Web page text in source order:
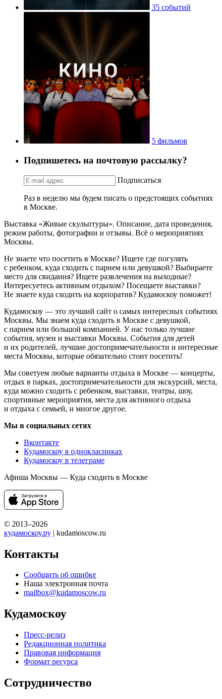
35 событий
5 фильмов
Подпишетесь на почтовую рассылку?
Подписаться
Раз в неделю мы будем писать о предстоящих событиях
в Москве.
Выставка «Живые скульптуры». Описание, дата проведения,
режим работы, фотографии и отзывы. Всё о мероприятиях
Москвы.
Не знаете что посетить в Москве? Ищете где погулять
с ребенком, куда сходить с парнем или девушкой? Выбираете
место для свидания? Ищете развлечения на выходные?
Интересуетесь активным отдыхом? Посещаете выставки?
Не знаете куда сходить на корпоратив? Кудамоскоу поможет!
Кудамоскоу — это лучший сайт о самых интересных событиях
Москвы. Мы знаем куда сходить в Москве с девушкой,
с парнем или большой компанией. У нас только лучшие
события, музеи и выставки Москвы. События для детей
и их родителей, лучшие достопримечательности и интересные
места Москвы, которые обязательно стоит посетить!
Мы советуем любые варианты отдыха в Москве — концерты,
отдых в парках, достопримечательности для экскурсий, места,
куда можно сходить с ребенком, выставки, театры, шоу,
спортивные мероприятия, места для активного отдыха
и отдыха с семьей, и многое другое.
Мы в социальных сетях
Вконтакте
Кудамоскоу в однокласниках
Кудамоскоу в телеграме
Афиша Москвы — Куда сходить в Москве
© 2013–2026
кудамоскоу.ру | kudamoscow.ru
Контакты
Сообщить об ошибке
Наша электронная почта
mailbox@kudamoscow.ru
Кудамоскоу
Пресс-релиз
Редакционная политика
Правовая информация
Формат ресурса
Сотрудничество